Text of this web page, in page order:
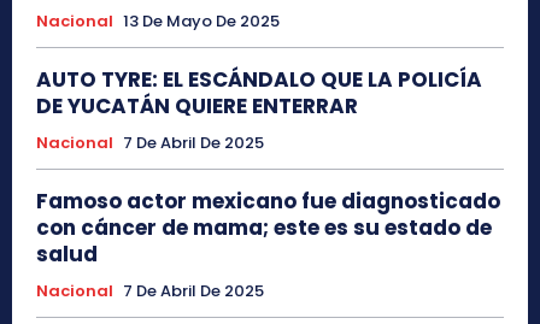
Nacional 13 De Mayo De 2025
AUTO TYRE: EL ESCÁNDALO QUE LA POLICÍA
DE YUCATÁN QUIERE ENTERRAR
Nacional 7 De Abril De 2025
Famoso actor mexicano fue diagnosticado
con cáncer de mama; este es su estado de
salud
Nacional 7 De Abril De 2025